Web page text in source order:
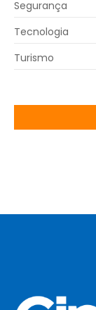
Segurança
Tecnologia
Turismo